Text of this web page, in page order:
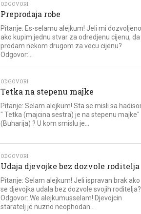
ODGOVORI
Preprodaja robe
Pitanje: Es-selamu alejkum! Jeli mi dozvoljeno
ako kupim jednu stvar za odredjenu cijenu,
prodam nekom drugom za vecu cijenu?
Odgovor:...
ODGOVORI
Tetka na stepenu majke
Pitanje: Selam alejkum! Sta se misli sa
" Tetka (majcina sestra) je na stepenu majke"
(Buharija) ? U kom smislu je...
ODGOVORI
Udaja djevojke bez dozvole roditelja
Pitanje: Selam alejkum! Jeli ispravan brak ako
se djevojka udala bez dozvole svojih roditelja?
Odgovor: We alejkumusselam! Djevojcin
staratelj je nuzno neophodan...